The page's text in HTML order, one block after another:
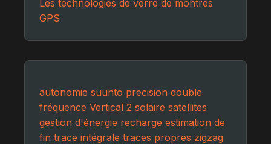
Les technologies de verre de montres
GPS
autonomie suunto precision double
fréquence Vertical 2 solaire satellites
gestion d'énergie recharge estimation de
fin trace intégrale traces propres zigzag